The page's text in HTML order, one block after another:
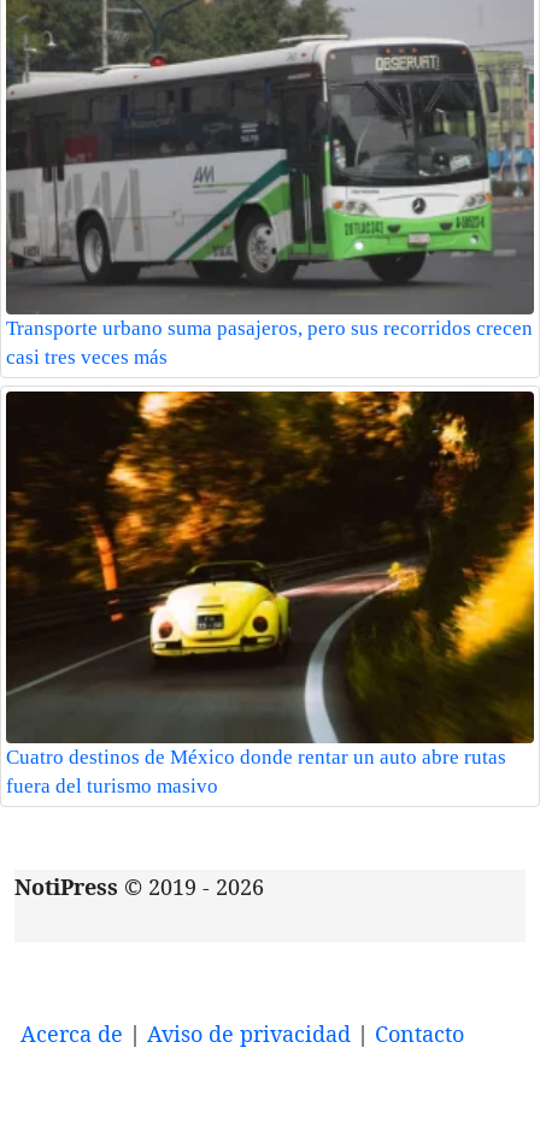
Transporte urbano suma pasajeros, pero sus recorridos crecen
casi tres veces más
Cuatro destinos de México donde rentar un auto abre rutas
fuera del turismo masivo
NotiPress © 2019 - 2026
Acerca de | Aviso de privacidad | Contacto